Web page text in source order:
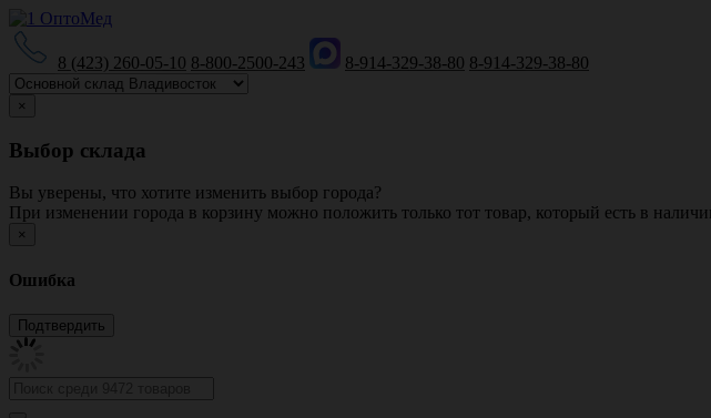
8 (423) 260-05-10 8-800-2500-243 8-914-329-38-80 8-914-329-38-80
×
Выбор склада
Вы уверены, что хотите изменить выбор города?
При изменении города в корзину можно положить только тот товар, который есть в
×
Ошибка